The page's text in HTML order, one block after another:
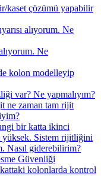
kaset çözümü yapabilir
alıyorum. Ne
Ne
kolon modelleyip
var? Ne yapmalıyım?
ne zaman tam rijit
bir katta ikinci
yüksek. Sistem rijitliğini
Nasıl giderebilirim?
Güvenliği
kolonlarda kontrol